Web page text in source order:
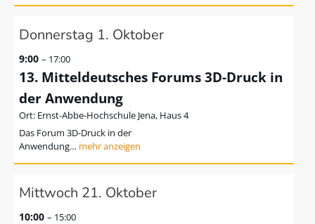
Donnerstag 1. Oktober
9:00 – 17:00
13. Mitteldeutsches Forums 3D-Druck in
der Anwendung
Ernst-Abbe-Hochschule Jena, Haus 4
Das Forum 3D-Druck in der
Anwendung…
Mittwoch 21. Oktober
10:00 – 15:00